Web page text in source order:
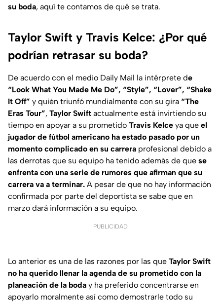
su boda, aquí te contamos de qué se trata.
Taylor Swift y Travis Kelce: ¿Por qué
podrían retrasar su boda?
De acuerdo con el medio Daily Mail la intérprete de
“Look What You Made Me Do”, “Style”, “Lover”, “Shake
It Off” y quién triunfó mundialmente con su gira “The
Eras Tour”, Taylor Swift actualmente está invirtiendo su
tiempo en apoyar a su prometido Travis Kelce ya que el
jugador de fútbol americano ha estado pasado por un
momento complicado en su carrera profesional debido a
las derrotas que su equipo ha tenido además de que se
enfrenta con una serie de rumores que afirman que su
carrera va a terminar. A pesar de que no hay información
confirmada por parte del deportista se sabe que en
marzo dará información a su equipo.
PUBLICIDAD
Lo anterior es una de las razones por las que Taylor Swift
no ha querido llenar la agenda de su prometido con la
planeación de la boda y ha preferido concentrarse en
apoyarlo moralmente así como demostrarle todo su